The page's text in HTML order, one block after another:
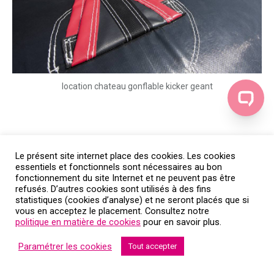
location chateau gonflable kicker geant
Le présent site internet place des cookies. Les cookies
essentiels et fonctionnels sont nécessaires au bon
fonctionnement du site Internet et ne peuvent pas être
refusés. D’autres cookies sont utilisés à des fins
statistiques (cookies d’analyse) et ne seront placés que si
vous en acceptez le placement. Consultez notre
politique en matière de cookies pour en savoir plus.
Paramétrer les cookies Tout accepter